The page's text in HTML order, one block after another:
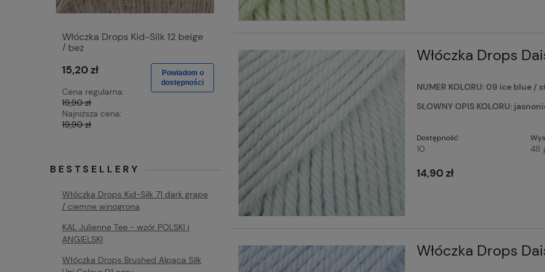
Włóczka Drops Kid-Silk 12 beige
/ beż
15,20 zł
Cena regularna:
19,90 zł
Najniższa cena:
19,90 zł
Powiadom o
dostępności
blue / dżins
15,20 zł
Cena regularna:
19,90 zł
Najniższa cena:
19,90 zł
Do koszyka
olive / ciemna oliwka
Cena regularna:
19,90 zł
BESTSELLERY
Włóczka Drops Kid-Silk 71 dark grape
/ ciemne winogrona
KAL Julienne Tee - wzór POLSKI i
ANGIELSKI
Włóczka Drops Brushed Alpaca Silk
Włóczka Drops
NUMER KOLORU: 09 ice blue /
SŁOWNY OPIS KOLORU:
Dostępność:
10 48
14,90 zł
Włóczka Drops